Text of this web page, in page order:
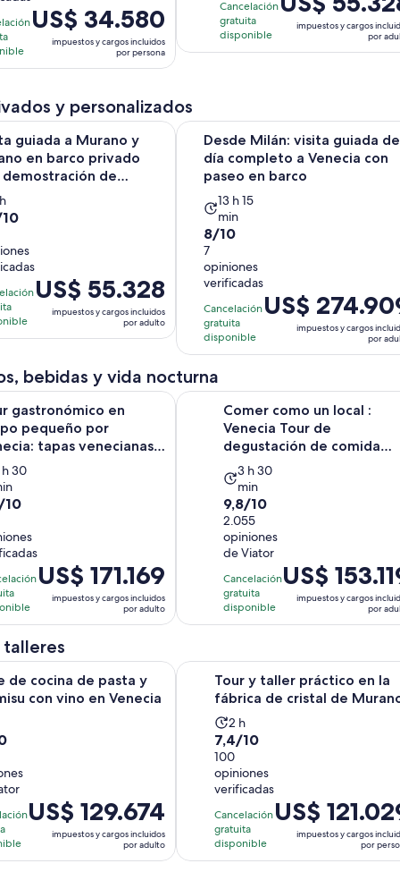
El
precio
de
por
persona
US$ 34.580
impuestos y cargos incluidos
por persona
252
opiniones
Cancelación
gratuita
disponible
precio
de
impuestos y cargos
por
y personalizados
guiada a Murano y
en barco privado
demostración de
El
precio
de
por
adulto
US$ 55.328
impuestos y cargos incluidos
por adulto
a Murano y Burano en barco privado con demostración de
Desde Milán: visita guiada de
día completo a Venecia con
paseo en barco
La
actividad
dura
horas
15
minutos
13 h 15
min
8.0
de
10
con
7
opiniones
8/10
7
opiniones
verificadas
Cancelación
gratuita
disponible
El
precio
de
por
adulto
US$
impuestos y cargos
por
Desde Milán: visita guiada de día
bebidas y vida nocturna
gastronómico en
pequeño por
tapas venecianas,
spr...
h 30
10
El
precio
de
US$ 171.169.
por
adulto
US$ 171.169
impuestos y cargos incluidos
por adulto
en grupo pequeño por Venecia: tapas venecianas,
Comer como un local :
Venecia Tour de
degustación de comida
para grupos peq...
La
actividad
dura
3
horas
30
minutos
3 h 30
min
9.8
de
10
con
2055
opiniones
9,8/10
2.055
opiniones
de Viator
Cancelación
gratuita
disponible
El
precio
de
por
adulto
US$
impuestos y cargos
por
Comer como un local : Venecia
talleres
de cocina de pasta y
con vino en Venecia
El
precio
de
US$ 129.674
impuestos y cargos incluidos
por adulto
de pasta y Tiramisu con vino en Venecia Se abrirá en
Tour y taller práctico en la
fábrica de cristal de
La
actividad
dura
2
horas
2 h
7.4
de
10
con
100
opiniones
7,4/10
100
opiniones
verificadas
Cancelación
gratuita
disponible
El
precio
de
US$
impuestos y cargos
por
Tour y taller práctico en la fábrica